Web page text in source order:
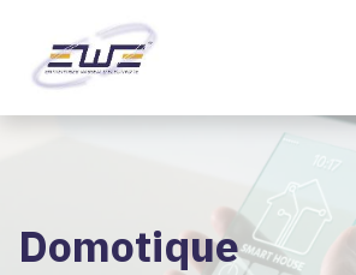
Domotique